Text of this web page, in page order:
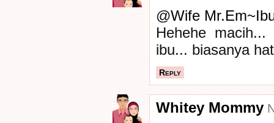
@Wife
Hehehe
ibu... biasanya
Reply
Whitey Mommy